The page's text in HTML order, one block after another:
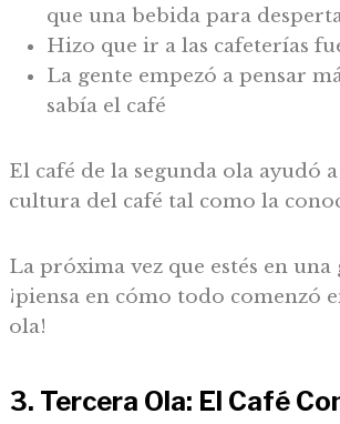
que una bebida para
Hizo que ir a las cafeterías
La gente empezó a pensar
sabía el café
El café de la segunda ola ayudó
cultura del café tal como la
La próxima vez que estés en una
¡piensa en cómo todo comenzó
ola!
3. Tercera Ola: El Café